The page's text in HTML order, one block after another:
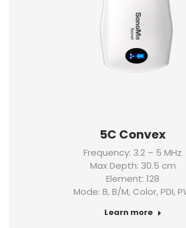
5C Convex
Frequency: 3.2 – 5 MHz
Max Depth: 30.5 cm
Element: 128
Mode: B, B/M, Color, PDI,
Learn more